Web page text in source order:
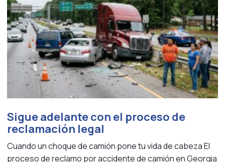
Sigue adelante con el proceso de
reclamación legal
Cuando un choque de camión pone tu vida de cabeza El
proceso de reclamo por accidente de camión en Georgia